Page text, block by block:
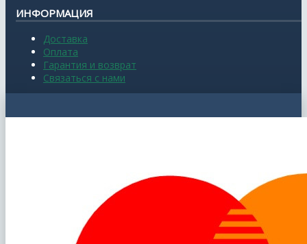
ИНФОРМАЦИЯ
Доставка
Оплата
Гарантия и возврат
Связаться с нами